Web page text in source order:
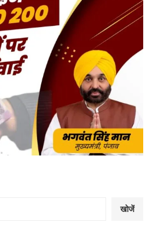
खोजें